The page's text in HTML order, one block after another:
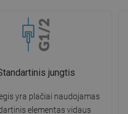
jungtis
yra plačiai naudojamas
elementas vidaus